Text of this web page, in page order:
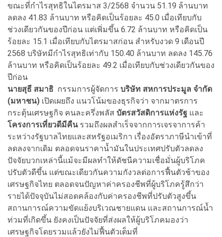
ขณะที่กำไรสุทธิในไตรมาส 3/2568 จำนวน 51.19 ล้านบาท
ลดลง 41.83 ล้านบาท หรือคิดเป็นร้อยละ 45.0 เมื่อเทียบกับ
ช่วงเดียวกันของปีก่อน แต่เพิ่มขึ้น 6.72 ล้านบาท หรือคิดเป็น
ร้อยละ 15.1 เมื่อเทียบกับไตรมาสก่อน สำหรับงวด 9 เดือนปี
2568 บริษัทมีกำไรสุทธิเท่ากับ 150.40 ล้านบาท ลดลง 145.76
ล้านบาท หรือคิดเป็นร้อยละ 49.2 เมื่อเทียบกับช่วงเดียวกันของ
ปีก่อน
นายสุธี สมาธิ กรรมการผู้จัดการ บริษัท สหการประมูล จำกัด
(มหาชน) เปิดเผยถึง แนวโน้มของธุรกิจว่า จากมาตรการ
กระตุ้นเศรษฐกิจ คนละครึ่งพลัส บัตรสวัสดิการแห่งรัฐ และ
โครงการเที่ยวดีมีคืนรวมถึงผลสำเร็จจากการเจรจาการค้า
ระหว่างรัฐบาลไทยและสหรัฐอเมริกา เรื่องอัตราภาษีนำเข้าที่
ลดลงจากเดิม ตลอดจนราคาน้ำมันในประเทศปรับตัวลดลง
ปัจจัยบวกเหล่านี้แม้จะมีผลทำให้ดัชนีความเชื่อมั่นผู้บริโภค
ปรับตัวดีขึ้น แต่ขณะเดียวกันความกังวลต่อการฟื้นตัวช้าของ
เศรษฐกิจไทย ตลอดจนปัญหาค่าครองชีพที่ผู้บริโภครู้สึกว่า
รายได้ปัจจุบันไม่สอดคล้องกับค่าครองชีพที่ปรับตัวสูงขึ้น
สถานการณ์ความขัดแย้งบริเวณชายแดน และสถานการณ์น้ำ
ท่วมที่เกิดขึ้น ยังคงเป็นปัจจัยที่ส่งผลให้ผู้บริโภคมองว่า
เศรษฐกิจโดยรวมแล้วยังไม่ฟื้นตัวเต็มที่